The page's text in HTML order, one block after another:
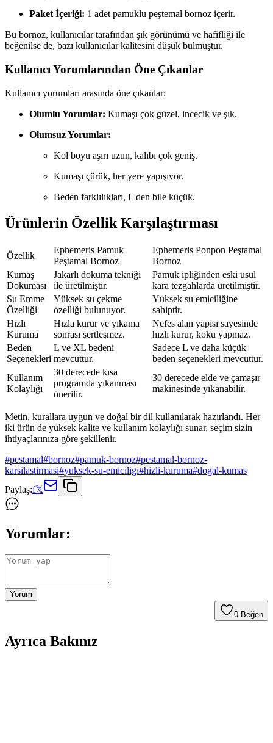
Paket İçeriği: 1 adet pamuklu peştemal bornoz içerir.
Bu bornoz, kullanıcılar tarafından şık görünümü ve hafifliği ile
beğenilse de, bazı kullanıcılar kalitesini düşük bulmuştur.
Kullanıcı Yorumlarından Öne Çıkanlar
Kullanıcı yorumları arasında öne çıkanlar:
Olumlu Yorumlar: Kumaşı çok güzel, incecik ve şık.
Olumsuz Yorumlar:
Kol boyu aşırı uzun, kalıbı çok geniş.
Kumaşı çürük, her yere yapışıyor.
Beden farklılıkları, L'den bile küçük.
Ürünlerin Özellik Karşılaştırması
Özellik
Ephemeris Pamuk
Peştamal Bornoz
Ephemeris Ponpon Peştamal
Bornoz
Kumaş
Dokuması
Jakarlı dokuma tekniği
ile üretilmiştir.
Pamuk ipliğinden eski usul
kara tezgahlarda üretilmiştir.
Su Emme
Özelliği
Yüksek su çekme
özelliği bulunuyor.
Yüksek su emiciliğine
sahiptir.
Hızlı
Kuruma
Hızla kurur ve yıkama
sonrası sertleşmez.
Nefes alan yapısı sayesinde
hızlı kurur, koku yapmaz.
Beden
Seçenekleri
L ve XL bedeni
mevcuttur.
Sadece L ve daha küçük
beden seçenekleri mevcuttur.
Kullanım
Kolaylığı
30 derecede kısa
programda yıkanması
önerilir.
30 derecede elde ve çamaşır
makinesinde yıkanabilir.
Metin, kurallara uygun ve doğal bir dil kullanılarak hazırlandı. Her
iki ürün de yüksek kalite ve kullanım kolaylığı sunar, seçim sizin
ihtiyaçlarınıza göre şekillenir.
#pestamal#bornoz#pamuk-bornoz#pestamal-bornoz-
karsilastirmasi#yuksek-su-emiciligi#hizli-kuruma#dogal-kumas
Paylaş:f𝕏
Yorumlar:
Yorum
0 Beğen
Ayrıca Bakınız